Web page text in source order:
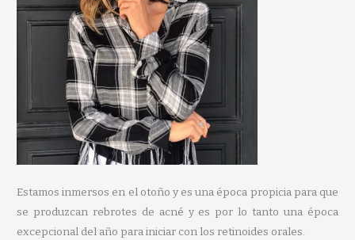
Estamos inmersos en el otoño y es una época propicia para que
se produzcan rebrotes de acné y es por lo tanto una época
excepcional del año para iniciar con los retinoides orales.